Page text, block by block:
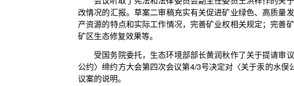
受国务院委托，财政部部长蓝佛安作了关于2023年中央决算的报告。报告指出，
2023年中央决算情况总体较好。中央一般公共预算收入99566.7亿元，为预算的
99.4%。中央一般公共预算支出141055.8亿元，完成调整后预算的97.9%。收支总量
相抵，中央财政赤字41600亿元，与调整后的预算持平。下一步将重点做好七项工
作：加大财政政策实施力度，推动发展转方式增动能提质量，加强基本民生保障，深
化财政管理改革，完善地方政府债务管理，进一步严肃财经纪律，切实抓好审计查出